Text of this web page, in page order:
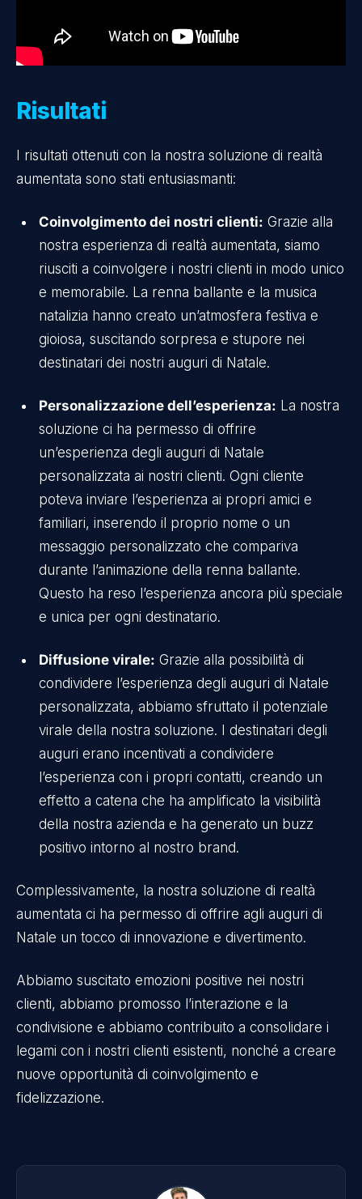
Risultati
I risultati ottenuti con la nostra soluzione di realtà
aumentata sono stati entusiasmanti:
Coinvolgimento dei nostri clienti: Grazie alla
nostra esperienza di realtà aumentata, siamo
riusciti a coinvolgere i nostri clienti in modo unico
e memorabile. La renna ballante e la musica
natalizia hanno creato un’atmosfera festiva e
gioiosa, suscitando sorpresa e stupore nei
destinatari dei nostri auguri di Natale.
Personalizzazione dell’esperienza: La nostra
soluzione ci ha permesso di offrire
un’esperienza degli auguri di Natale
personalizzata ai nostri clienti. Ogni cliente
poteva inviare l’esperienza ai propri amici e
familiari, inserendo il proprio nome o un
messaggio personalizzato che compariva
durante l’animazione della renna ballante.
Questo ha reso l’esperienza ancora più speciale
e unica per ogni destinatario.
Diffusione virale: Grazie alla possibilità di
condividere l’esperienza degli auguri di Natale
personalizzata, abbiamo sfruttato il potenziale
virale della nostra soluzione. I destinatari degli
auguri erano incentivati a condividere
l’esperienza con i propri contatti, creando un
effetto a catena che ha amplificato la visibilità
della nostra azienda e ha generato un buzz
positivo intorno al nostro brand.
Complessivamente, la nostra soluzione di realtà
aumentata ci ha permesso di offrire agli auguri di
Natale un tocco di innovazione e divertimento.
Abbiamo suscitato emozioni positive nei nostri
clienti, abbiamo promosso l’interazione e la
condivisione e abbiamo contribuito a consolidare i
legami con i nostri clienti esistenti, nonché a creare
nuove opportunità di coinvolgimento e
fidelizzazione.